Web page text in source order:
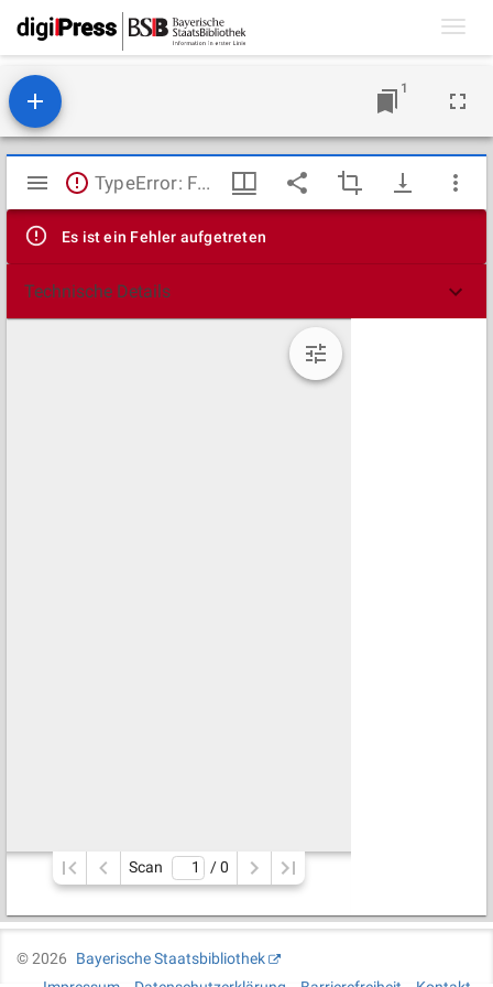
1
Mirador
Viewer
TypeError: Failed to fetch
Es ist ein Fehler aufgetreten
Technische Details
Scan / 0
©2026
Bayerische Staatsbibliothek